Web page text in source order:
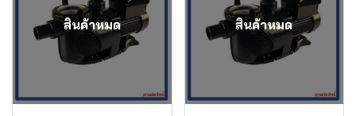
สินค้าหมด สินค้าหมด